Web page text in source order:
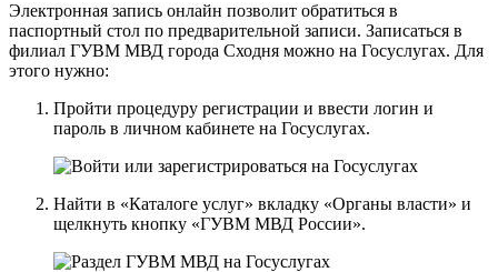
Электронная запись онлайн позволит обратиться в
паспортный стол по предварительной записи. Записаться в
филиал ГУВМ МВД города Сходня можно на Госуслугах. Для
этого нужно:
Пройти процедуру регистрации и ввести логин и
пароль в личном кабинете на Госуслугах.
Найти в «Каталоге услуг» вкладку «Органы власти» и
щелкнуть кнопку «ГУВМ МВД России».